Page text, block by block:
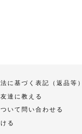
に基づく表記（返品等）
達に教える
いて問い合わせる
る